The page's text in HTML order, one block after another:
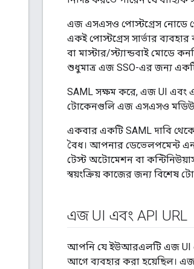
এজ এসএসও পোস্টগ্রেস নোডে
একই পোস্টগ্রেস সার্ভার
বা মাস্টার/স্ট্যান্ডবাই মোডে
শুধুমাত্র এজ SSO-এর জন্য
SAML সক্ষম করে, এজ UI এবং
টোকেনগুলি এজ এসএসও মডিউল
একবার একটি SAML দাবি
বৈধ। আপনার ডেভেলপমেন্ট
টেস্ট অটোমেশন বা
স্বয়ংক্রিয় কাজের জন্য বিশেষ
এজ UI এবং API URL
আপনি যে ইউআরএলটি এজ UI
আগে ব্যবহার করা হয়েছিল।